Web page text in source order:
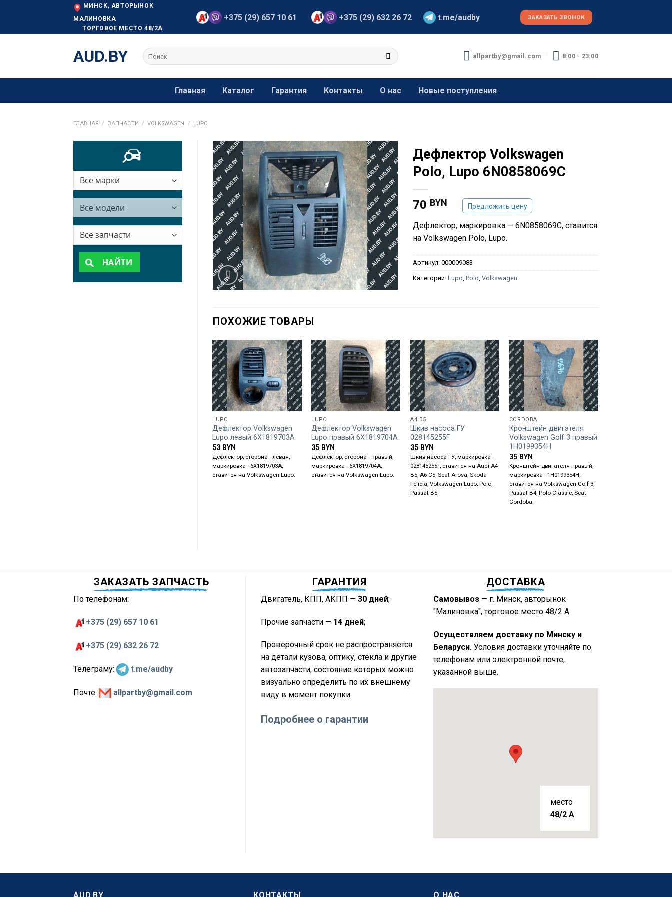
МИНСК, АВТОРЫНОК
МАЛИНОВКА
ТОРГОВОЕ МЕСТО 48/2А
+375 (29) 657 10 61 +375 (29) 632 26 72 t.me/audby ЗАКАЗАТЬ ЗВОНОК
AUD.BY Искать: allpartby@gmail.com 8:00 - 23:00
Главная Каталог Гарантия Контакты О нас Новые поступления
ГЛАВНАЯ / ЗАПЧАСТИ / VOLKSWAGEN / LUPO
НАЙТИ
Дефлектор Volkswagen
Polo, Lupo 6N0858069C
70 BYN Предложить цену
Дефлектор, маркировка — 6N0858069C, ставится
на Volkswagen Polo, Lupo.
Артикул:000009083
Категории:Lupo ,Polo ,Volkswagen
ПОХОЖИЕ ТОВАРЫ
LUPO
Дефлектор Volkswagen
Lupo левый 6X1819703A
53 BYN
Дефлектор, сторона - левая,
маркировка - 6X1819703A,
ставится на Volkswagen Lupo.
LUPO
Дефлектор Volkswagen
Lupo правый 6X1819704A
35 BYN
Дефлектор, сторона - правый,
маркировка - 6X1819704A,
ставится на Volkswagen Lupo.
A4 B5
Шкив насоса ГУ
028145255F
35 BYN
Шкив насоса ГУ, маркировка -
028145255F, ставится на Audi A4
B5, A6 C5, Seat Arosa, Skoda
Felicia, Volkswagen Lupo, Polo,
Passat B5.
CORDOBA
Кронштейн двигателя
Volkswagen Golf 3 правый
1H0199354H
35 BYN
Кронштейн двигателя правый,
маркировка - 1H0199354H,
ставится на Volkswagen Golf 3,
Passat B4, Polo Classic, Seat
Cordoba.
ЗАКАЗАТЬ ЗАПЧАСТЬ
По телефонам:
+375 (29) 657 10 61
+375 (29) 632 26 72
Телеграму: t.me/audby
Почте: allpartby@gmail.com
ГАРАНТИЯ
Двигатель, КПП, АКПП — 30 дней;
Прочие запчасти — 14 дней;
Проверочный срок не распространяется
на детали кузова, оптику, стёкла и другие
автозапчасти, состояние которых можно
визуально определить по их внешнему
виду в момент покупки.
Подробнее о гарантии
ДОСТАВКА
Самовывоз— г. Минск, авторынок
"Малиновка", торговое место 48/2 А
Осуществляем доставку по Минску и
Беларуси. Условия доставки уточняйте по
телефонам или электронной почте,
указанной выше.
место
48/2 A